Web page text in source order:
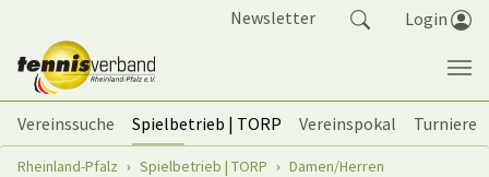
Newsletter Login
Vereinssuche Spielbetrieb | TORP Vereinspokal
Turniere
Sie sind hier:
Rheinland-Pfalz Spielbetrieb | TORP Damen/Herren